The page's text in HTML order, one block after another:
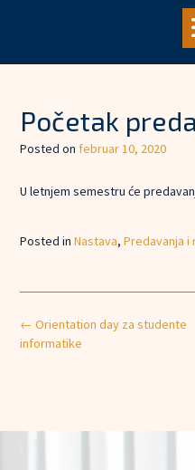
Početak
Posted on februar 10, 2020
U letnjem semestru će
Posted in Nastava, Predavanja i
Post
navigation
← Orientation day za studente
informatike